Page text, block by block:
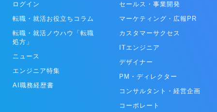
い、クライアントの新規獲得コストの削減や事業安定化に貢献してい
ます。
ログイン
転職・就活お役立ちコラム
転職・就活ノウハウ「転職
処方」
ニュース
エンジニア特集
AI職務経歴書
セールス・事業開発
マーケティング・広報PR
カスタマーサクセス
ITエンジニア
デザイナー
PM・ディレクター
コンサルタント・経営企画
コーポレート